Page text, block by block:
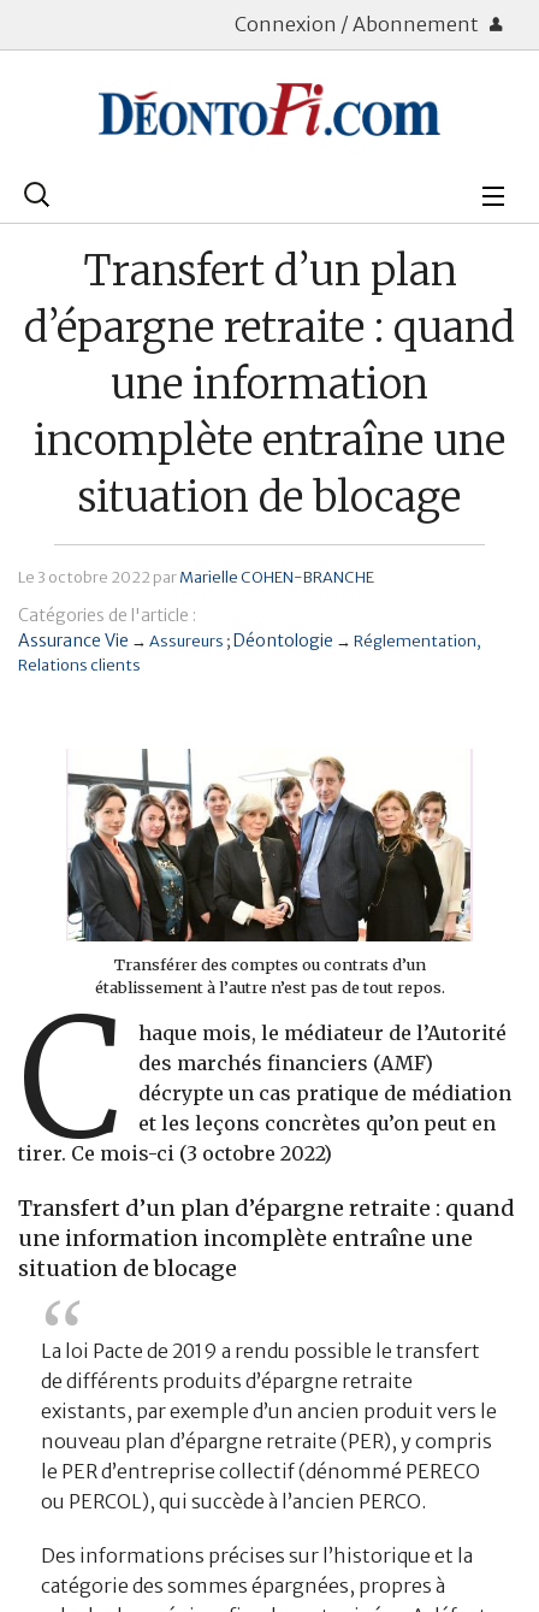
Connexion / Abonnement
Rechercher
Bourse
Placements
Banque
Transfert d’un plan
d’épargne retraite : quand
une information
incomplète entraîne une
situation de blocage
Le 3 octobre 2022 parMarielle COHEN-BRANCHE
Catégories de l'article :
Assurance Vie → Assureurs Déontologie → Réglementation
Relations clients
Transférer des comptes ou contrats d’un
établissement à l’autre n’est pas de tout repos.
C
haque mois, le médiateur de l’Autorité
des marchés financiers (AMF)
décrypte un cas pratique de médiation
et les leçons concrètes qu’on peut en
tirer. Ce mois-ci (3 octobre 2022)
Transfert d’un plan d’épargne retraite : quand
une information incomplète entraîne une
situation de blocage
La loi Pacte de 2019 a rendu possible le transfert
de différents produits d’épargne retraite
existants, par exemple d’un ancien produit vers le
nouveau plan d’épargne retraite (PER), y compris
le PER d’entreprise collectif (dénommé PERECO
ou PERCOL), qui succède à l’ancien PERCO.
Des informations précises sur l’historique et la
catégorie des sommes épargnées, propres à